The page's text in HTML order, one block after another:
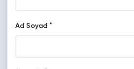
Ad Soyad *